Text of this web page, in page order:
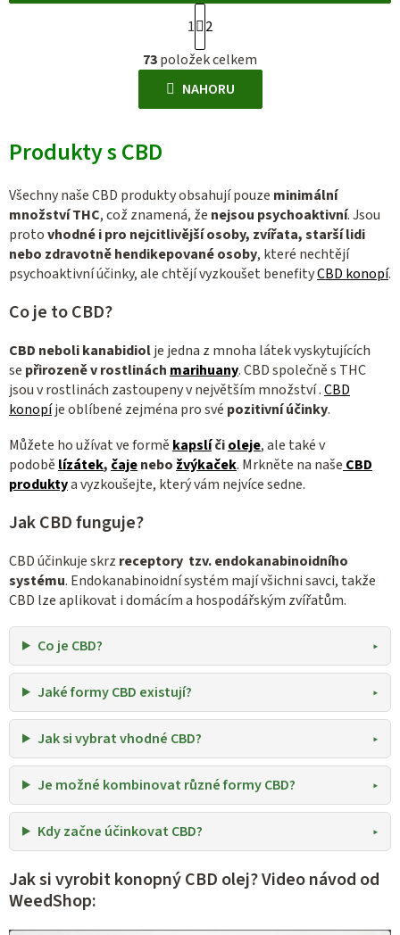
O
v
l
á
í
p
r
v
k
ý
p
i
s
S
t
r
á
n
n
í
1
2
73položek celkem
NAHORU
Produkty s CBD
Všechny naše CBD produkty obsahují pouze minimální
množství THC, což znamená, že nejsou psychoaktivní. Jsou
protovhodné i pro nejcitlivější osoby, zvířata, starší lidi
nebo zdravotně hendikepované osoby, které nechtějí
psychoaktivní účinky, ale chtějí vyzkoušet benefityCBD konopí.
Co je to CBD?
CBD neboli kanabidiolje jedna z mnoha látek vyskytujících
se přirozeně v rostlinách marihuany. CBD společně s THC
jsou v rostlinách zastoupeny v největším množství .CBD
konopíje oblíbené zejména pro své pozitivní účinky.
Můžete ho užívat ve formě kapslíčioleje, ale také v
podobě lízátek, čajenebo žvýkaček. Mrkněte na naše CBD
produktya vyzkoušejte, který vám nejvíce sedne.
Jak CBD funguje?
CBD účinkuje skrz receptory tzv. endokanabinoidního
systému. Endokanabinoidní systém mají všichni savci, takže
CBD lze aplikovat i domácím a hospodářským zvířatům.
Co je CBD?
Jaké formy CBD existují?
Jak si vybrat vhodné CBD?
Je možné kombinovat různé formy CBD?
Kdy začne účinkovat CBD?
Jak si vyrobit konopný CBD olej? Video návod od
WeedShop: